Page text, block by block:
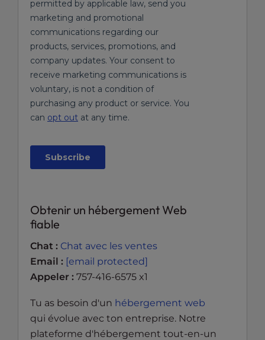
Obtenir un hébergement Web
fiable
Chat : Chat avec les ventes
Email : [email protected]
Appeler : 757-416-6575 x1
Tu as besoin d'un hébergement web
qui évolue avec ton entreprise. Notre
plateforme d'hébergement tout-en-un